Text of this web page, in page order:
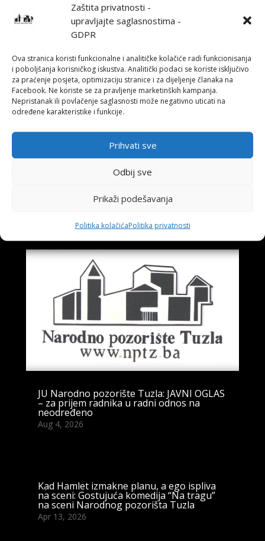
Zaštita privatnosti -
upravljajte saglasnostima -
GDPR
Ova stranica koristi funkcionalne i analitičke kolačiće radi funkcionisanja
i poboljšanja korisničkog iskustva. Analitički podaci se koriste isključivo
za praćenje posjeta, optimizaciju stranice i za dijeljenje članaka na
Facebook. Ne koriste se za pravljenje marketinških kampanja.
Nepristanak ili povlačenje saglasnosti može negativno uticati na
određene karakteristike i funkcije.
Prihvati sve
Odbij sve
Prikaži podešavanja
Politika kolačićaPolitika privatnosti
Utorak, 23. februar 2021. godine u 19,30 sati
„O ŠTETNOSTI DUHANA I TAKO TOME SLIČNO“
Igraju:Damir Mahmutović i Alisa Brkić
←BUDALA NA VEČERI, četvrtak, 25. februar
2021. godine u 19,30 sati
Predstava „Identitluk“ u Narodnom pozorištu
Također pročitajte
JU Narodno pozorište Tuzla: JAVNI OGLAS
– za prijem radnika u radni odnos na
neodređeno
Aug 4, 2026
Kad Hamlet izmakne planu, a ego ispliva
na sceni: Gostujuća komedija “Na tragu”
na sceni Narodnog pozorišta Tuzla
Apr 13, 2026